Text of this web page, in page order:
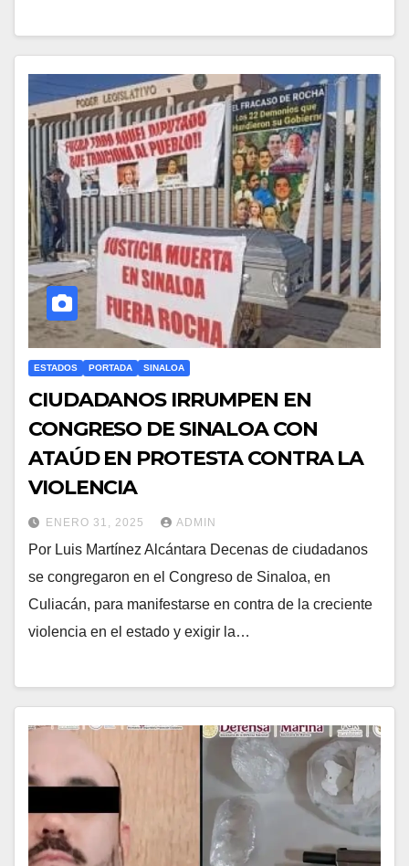
ESTADOS PORTADA SINALOA
CIUDADANOS IRRUMPEN EN
CONGRESO DE SINALOA CON
ATAÚD EN PROTESTA CONTRA LA
VIOLENCIA
ENERO 31, 2025 ADMIN
Por Luis Martínez Alcántara Decenas de ciudadanos
se congregaron en el Congreso de Sinaloa, en
Culiacán, para manifestarse en contra de la creciente
violencia en el estado y exigir la…